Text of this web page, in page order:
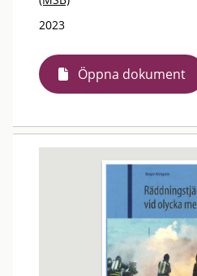
2023
Öppna dokument